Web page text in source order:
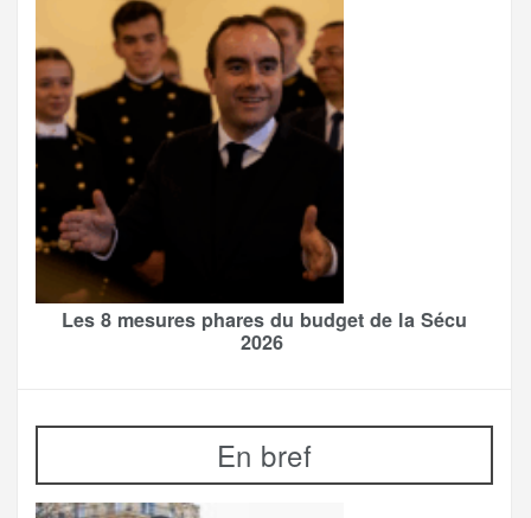
Les 8 mesures phares du budget de la Sécu
2026
En bref